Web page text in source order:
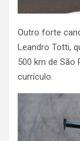
Outro forte
Leandro Totti,
500 km de São
currículo.